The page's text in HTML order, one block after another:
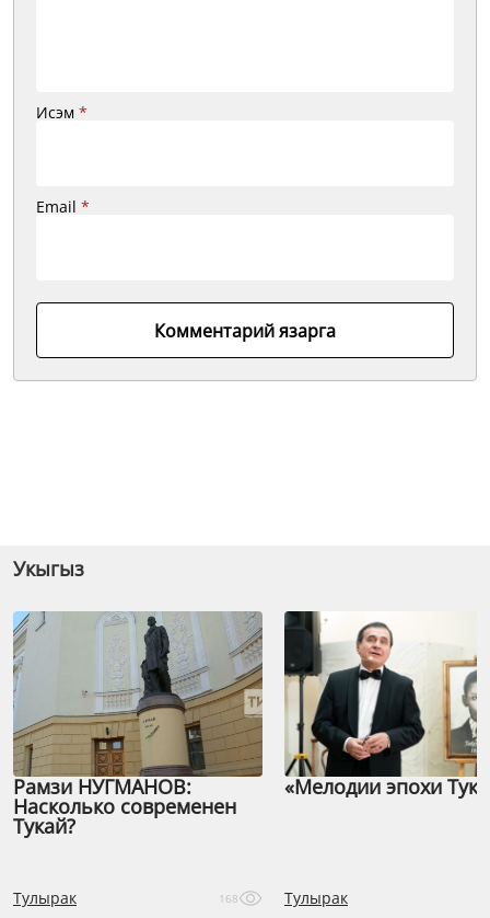
Исэм *
Email *
Комментарий язарга
Укыгыз
Рамзи НУГМАНОВ:
Насколько современен
Тукай?
Тулырак 168
«Мелодии эпохи
Тулырак